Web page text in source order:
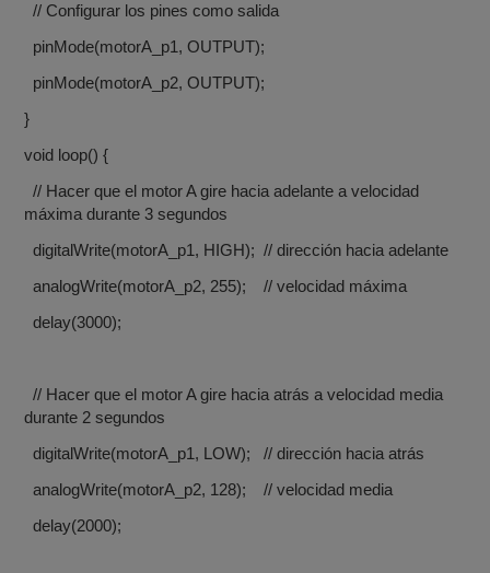
// Configurar los pines como salida
pinMode(motorA_p1, OUTPUT);
pinMode(motorA_p2, OUTPUT);
}
void loop() {
// Hacer que el motor A gire hacia adelante a velocidad
máxima durante 3 segundos
digitalWrite(motorA_p1, HIGH); // dirección hacia adelante
analogWrite(motorA_p2, 255); // velocidad máxima
delay(3000);
// Hacer que el motor A gire hacia atrás a velocidad media
durante 2 segundos
digitalWrite(motorA_p1, LOW); // dirección hacia atrás
analogWrite(motorA_p2, 128); // velocidad media
delay(2000);